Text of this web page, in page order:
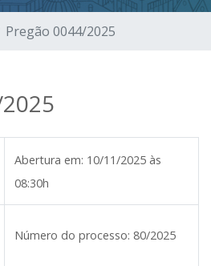
Pregão 0044/2025
Abertura em: 10/11/2025 às
08:30h
Número do processo: 80/2025